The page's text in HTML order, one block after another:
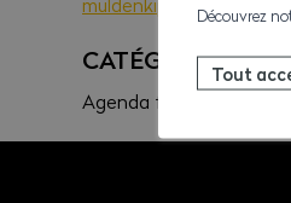
CATÉGORIE
Agenda formations,
Découvrez
Tout